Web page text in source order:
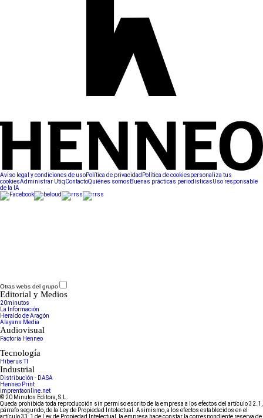
Aviso legal y condiciones de usoPolítica de privacidad Política de cookiespersonaliza tus
cookiesAdministrar UtiqContactoQuiénes somos Buenas prácticas periodísticasUso responsable
de la IA
Otras webs del grupo
Editorial y Medios
20minutos
La Información
Heraldo de Aragón
Alayans Media
Audiovisual
Factoría Henneo
Tecnología
Hiberus TI
Industrial
Distribución - DASA
Henneo Print
imprentaonline.net
© 20 Minutos Editora, S.L.
Queda prohibida toda reproducción sin permiso escrito de la empresa a los efectos del artículo 32.1,
párrafo segundo, de la Ley de Propiedad Intelectual. Asimismo, a los efectos establecidos en el
artículo 33.1 de Ley de Propiedad Intelectual, la empresa hace constar la correspondiente reserva de